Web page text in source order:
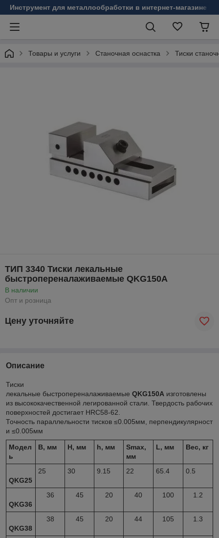
Инструмент для металлообработки в интернет-магазине
Товары и услуги Станочная оснастка Тиски
ТИП 3340 Тиски лекальные
быстропереналаживаемые QKG150А
В наличии
Опт и розница
Цену уточняйте
Описание
Тиски
лекальные быстропереналаживаемые QKG150А изготовлены
из высококачественной легированной стали. Твердость рабочих
поверхностей достигает HRC58-62.
Точность параллельности тисков ≤0.005мм, перпендикулярност
и ≤0.005мм
Модел
ь
B, мм H, мм h, мм Smax,
мм
L, мм Вес, кг
QKG25
25 30 9.15 22 65.4 0.5
QKG36
36 45 20 40 100 1.2
QKG38
38 45 20 44 105 1.3